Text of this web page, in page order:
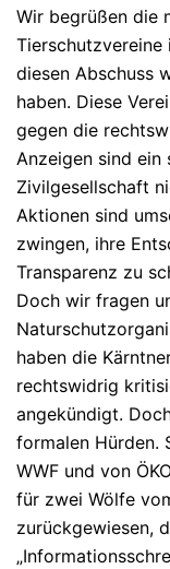
Wir begrüßen die
Tierschutzvereine
diesen Abschuss
haben. Diese
gegen die
Anzeigen sind ein
Zivilgesellschaft
Aktionen sind
zwingen, ihre
Transparenz zu
Doch wir fragen
haben die
rechtswidrig
angekündigt.
formalen Hürden.
WWF und von
für zwei Wölfe
zurückgewiesen,